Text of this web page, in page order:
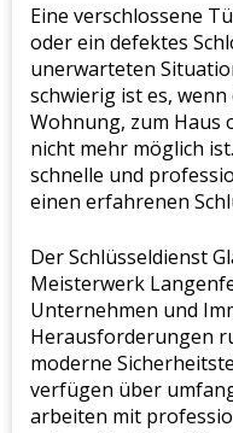
Eine verschlossene
oder ein defektes
unerwarteten
schwierig ist es,
Wohnung, zum Haus
nicht mehr möglich
schnelle und
einen erfahrenen
Der Schlüsseldienst
Meisterwerk
Unternehmen und
Herausforderungen
moderne
verfügen über
arbeiten mit